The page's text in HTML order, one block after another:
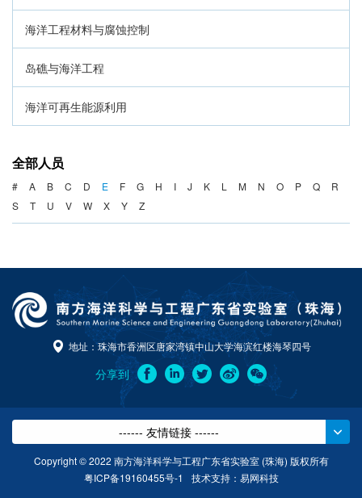
海洋工程材料与腐蚀控制
岛礁与海洋工程
海洋可再生能源利用
海洋产业与政策
海洋可持续发展
全部人员
# A B C D E F G H I J K L M N O P Q
R
S
T U V W X Y Z
地址：珠海市香洲区唐家湾镇中山大学海滨红楼海琴四号
分享到
------ 友情链接 ------
Copyright © 2022 南方海洋科学与工程广东省实验室 (珠海) 版权所有
粤ICP备19160455号-1
技术支持： 易网科技